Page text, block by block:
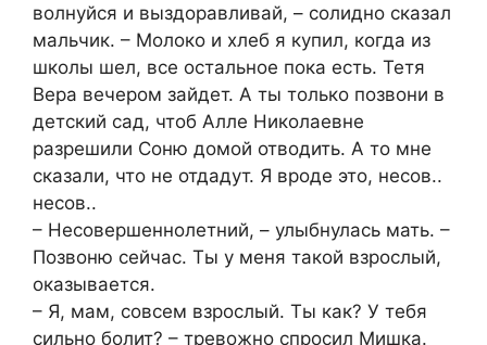
волнуйся и выздоравливай, – солидно сказал
мальчик. – Молоко и хлеб я купил, когда из
школы шел, все остальное пока есть. Тетя
Вера вечером зайдет. А ты только позвони в
детский сад, чтоб Алле Николаевне
разрешили Соню домой отводить. А то мне
сказали, что не отдадут. Я вроде это, несов..
несов..
– Несовершеннолетний, – улыбнулась мать. –
Позвоню сейчас. Ты у меня такой взрослый,
оказывается.
– Я, мам, совсем взрослый. Ты как? У тебя
сильно болит? – тревожно спросил Мишка.